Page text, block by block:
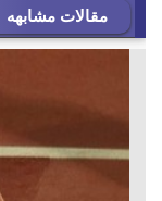
مقالات مشابهه